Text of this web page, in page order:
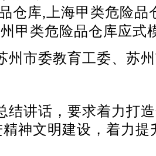
州市委教育工委、苏
结讲话，要求着力打
神文明建设，着力